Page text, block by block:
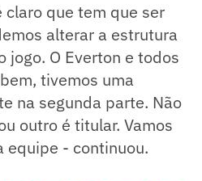
que tem que ser
alterar a estrutura
jogo. O Everton e todos
tivemos uma
na segunda parte. Não
outro é titular. Vamos
- continuou.